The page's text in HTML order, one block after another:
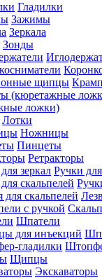
Гладилки
Зажимы
Зеркала
Зонды
ложки)
Лотки
Ножницы
Пинцеты
Ретракторы
Ручки
Шпатели
Щипцы
Экскаваторы